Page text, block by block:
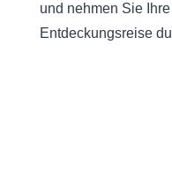
und nehmen Sie
Entdeckungsreise